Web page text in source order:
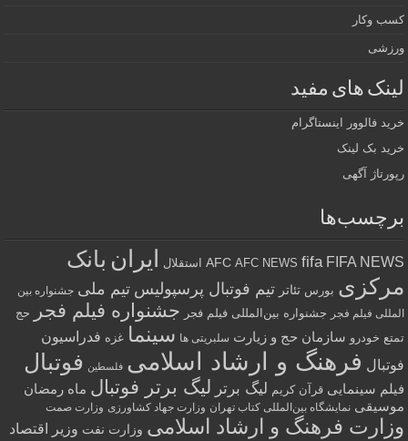
کسب وکار
ورزشی
لینک های مفید
خرید فالوور اینستاگرام
خرید بک لینک
رپورتاژ آگهی
برچسب‌ها
AFC AFC NEWS fifa FIFA NEWS استقلال ایران بانک
مرکزی بورس تئاتر تیم فوتبال پرسپولیس تیم ملی جشنواره بین
المللی فیلم فجر جشنواره بین‌المللی فیلم فجر جشنواره فیلم فجر
حج
تمتع خودرو سازمان حج و زیارت سلبریتی ها سینما غزه فدراسیون
فوتبال فرهنگ و ارشاد اسلامی فلسطین فوتبال
فیلم سینمایی قرآن کریم لیگ برتر لیگ برتر فوتبال ماه رمضان
موسیقی نمایشگاه بین‌المللی کتاب تهران وزارت جهاد کشاورزی وزارت صمت
وزارت فرهنگ و ارشاد اسلامی وزارت نفت وزیر اقتصاد